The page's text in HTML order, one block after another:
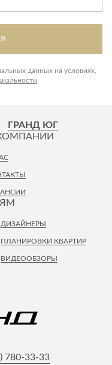
данных на условиях,
ГРАНД ЮГ
ПЛАНИРОВКИ КВАРТИР
ВИДЕООБЗОРЫ
ДИЗАЙНЕРЫ
780-33-33